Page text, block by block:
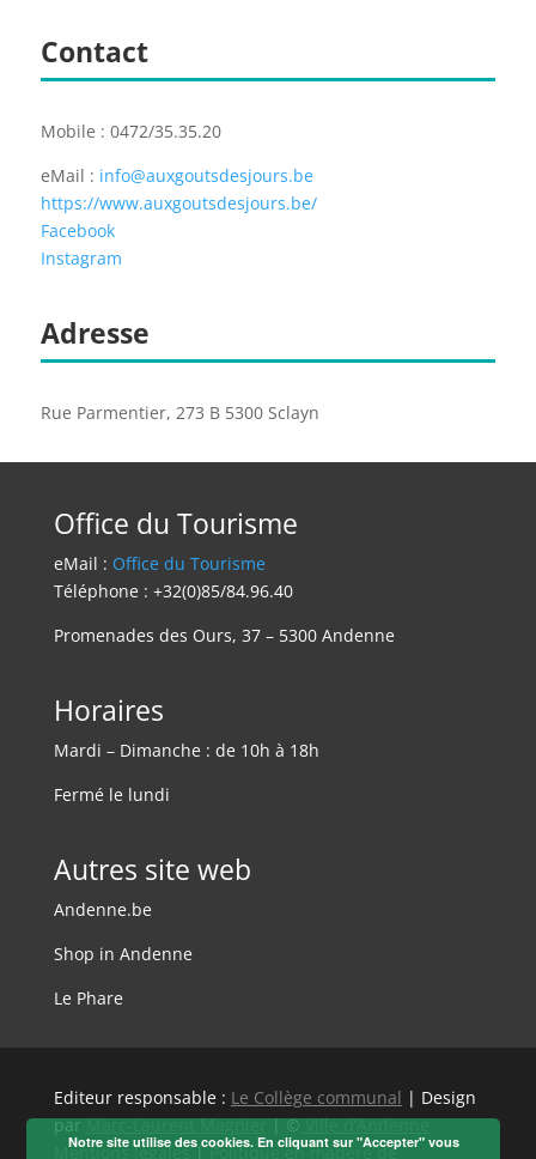
Contact
Mobile : 0472/35.35.20
eMail : info@auxgoutsdesjours.be
https://www.auxgoutsdesjours.be/
Facebook
Instagram
Adresse
Rue Parmentier, 273 B 5300 Sclayn
Office du Tourisme
eMail : Office du Tourisme
Téléphone : +32(0)85/84.96.40
Promenades des Ours, 37 – 5300 Andenne
Horaires
Mardi – Dimanche : de 10h à 18h
Fermé le lundi
Autres site web
Andenne.be
Shop in Andenne
Le Phare
Editeur responsable : Le Collège communal | Design
parMarc-Laurent Magnier| © Ville d’Andenne
Mentions légales|Politique en matière de
Notre site utilise des cookies. En cliquant sur "Accepter" vous